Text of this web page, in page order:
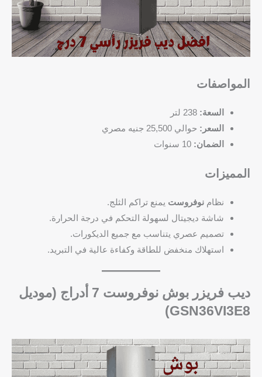
المواصفات
السعة:
السعر: حوالي 25,500 جنيه مصري
الضمان:
المميزات
نظام نوفروست يمنع تراكم الثلج.
شاشة ديجيتال لسهولة التحكم في درجة الحرارة.
تصميم عصري يتناسب مع جميع الديكورات.
استهلاك منخفض للطاقة وكفاءة عالية في التبريد.
ديب فريزر بوش نوفروست 7 أدراج (موديل
GSN36VI3E8)